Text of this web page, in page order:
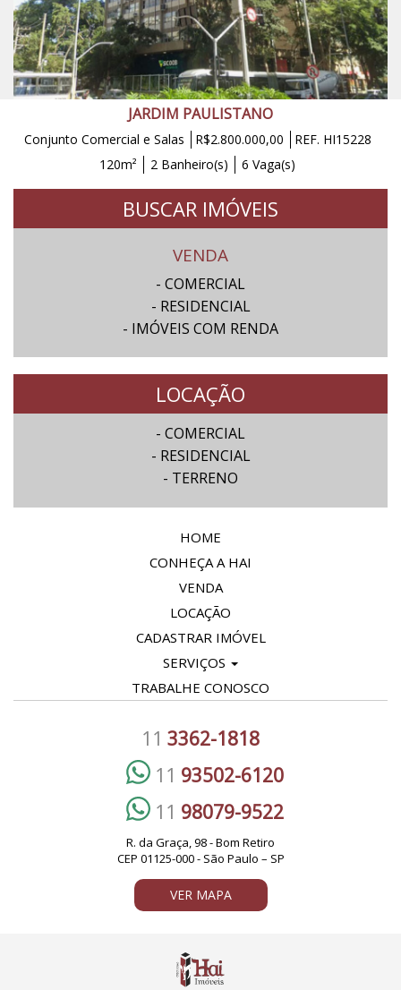
JARDIM PAULISTANO
Conjunto Comercial e Salas R$2.800.000,00
REF. HI15228
120m²
2 Banheiro(s) 6 Vaga(s)
BUSCAR IMÓVEIS
VENDA
- COMERCIAL
- RESIDENCIAL
- IMÓVEIS COM RENDA
LOCAÇÃO
- COMERCIAL
- RESIDENCIAL
- TERRENO
HOME
CONHEÇA A HAI
VENDA
LOCAÇÃO
CADASTRAR IMÓVEL
SERVIÇOS
TRABALHE CONOSCO
11 3362-1818
11 93502-6120
11 98079-9522
R. da Graça, 98 - Bom Retiro
CEP 01125-000 - São Paulo – SP
VER MAPA